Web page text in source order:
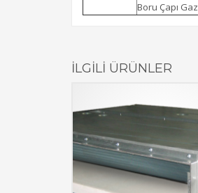
Boru Çapı Gaz
İLGILI ÜRÜNLER